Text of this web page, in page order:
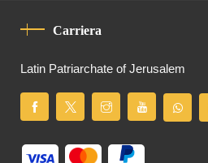
Carriera
Latin Patriarchate of Jerusalem